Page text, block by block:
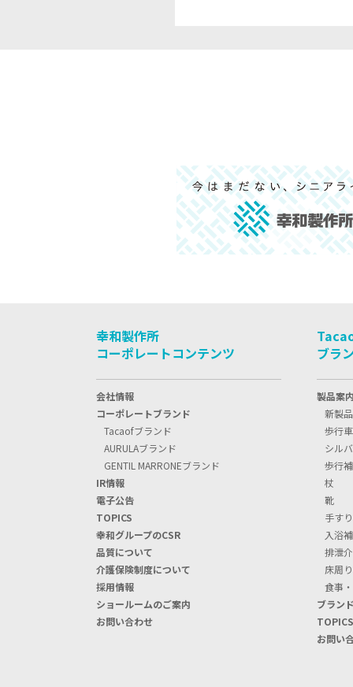
幸和製作所
コーポレートコンテンツ
会社情報
コーポレートブランド
Tacaofブランド
AURULAブランド
GENTIL MARRONEブランド
IR情報
電子公告
TOPICS
幸和グループのCSR
品質について
介護保険制度について
採用情報
ショールームのご案内
お問い合わせ
ブラ
製品案
新製品
歩行車
シル
歩行
杖
靴
手すり
入浴
排泄
床周
食事
ブラン
TOPICS
お問い